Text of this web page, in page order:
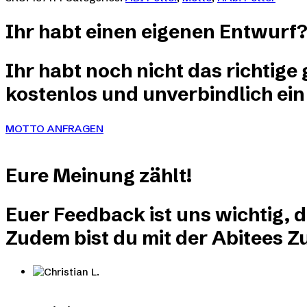
Produktseite
gewählt
auf.
Die
können
auf
der
werden
Ihr habt einen eigenen Entwurf?
Ihr habt noch nicht das richtige
kostenlos und unverbindlich
MOTTO ANFRAGEN
Eure Meinung zählt!
Euer Feedback ist uns wichtig,
Zudem bist du mit der Abitees